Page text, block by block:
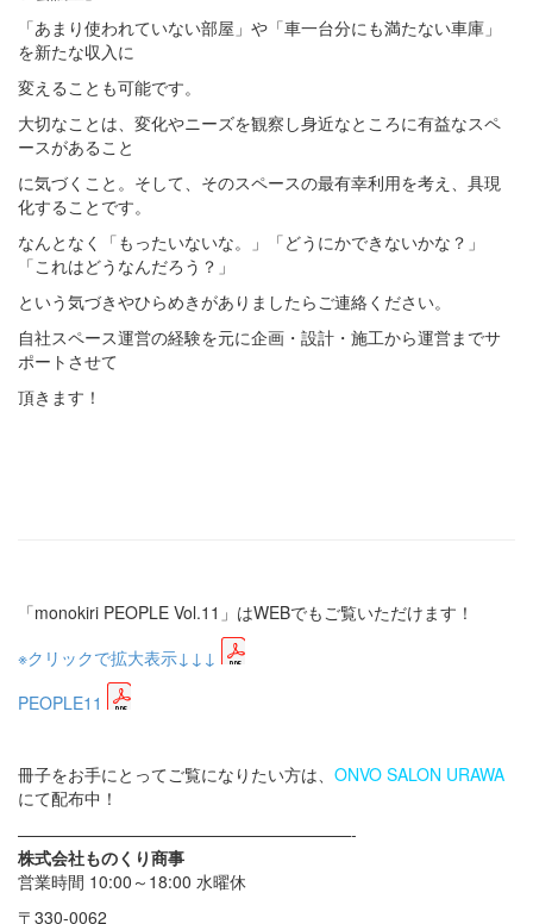
「あまり使われていない部屋」や「車一台分にも満たない車庫」
を新たな収入に
変えることも可能です。
大切なことは、変化やニーズを観察し身近なところに有益なスペ
ースがあること
に気づくこと。そして、そのスペースの最有幸利用を考え、具現
化することです。
なんとなく「もったいないな。」「どうにかできないかな？」
「これはどうなんだろう？」
という気づきやひらめきがありましたらご連絡ください。
自社スペース運営の経験を元に企画・設計・施工から運営までサ
ポートさせて
頂きます！
「monokiri PEOPLE Vol.11」はWEBでもご覧いただけます！
※クリックで拡大表示↓↓↓
PEOPLE11
冊子をお手にとってご覧になりたい方は、 ONVO SALON URAWA
にて配布中！
————————————————————-
株式会社ものくり商事
営業時間 10:00～18:00 水曜休
〒330-0062